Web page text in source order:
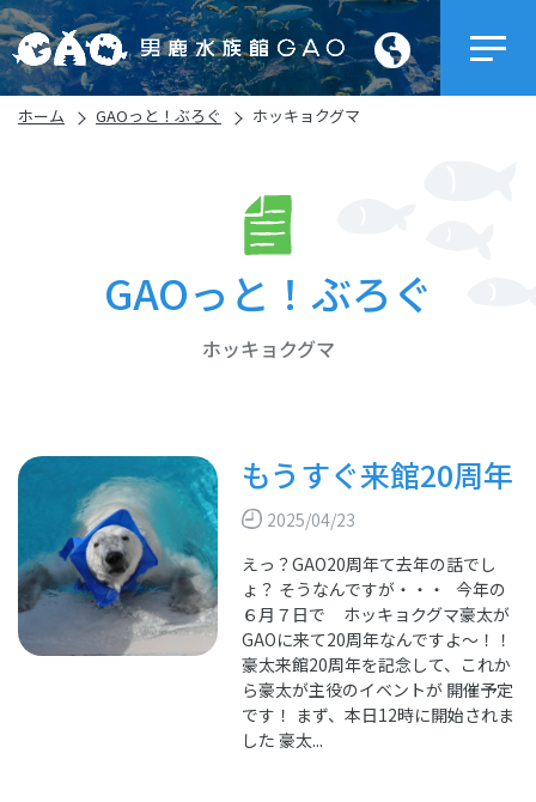
ホーム GAOっと！ぶろぐ ホッキョクグマ
GAOっと！ぶろぐ
ホッキョクグマ
もうすぐ来館20周年
2025/04/23
えっ？GAO20周年て去年の話でし
ょ？ そうなんですが・・・ 今年の
６月７日で ホッキョクグマ豪太が
GAOに来て20周年なんですよ～！！
豪太来館20周年を記念して、これか
ら豪太が主役のイベントが 開催予定
です！ まず、本日12時に開始されま
した 豪太...